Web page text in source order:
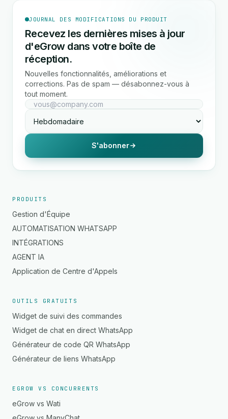
JOURNAL DES MODIFICATIONS DU PRODUIT
Recevez les dernières mises à jour
d'eGrow dans votre boîte de
réception.
Nouvelles fonctionnalités, améliorations et
corrections. Pas de spam — désabonnez-vous à
tout moment.
S'abonner
PRODUITS
Gestion d'Équipe
AUTOMATISATION WHATSAPP
INTÉGRATIONS
AGENT IA
Application de Centre d'Appels
OUTILS GRATUITS
Widget de suivi des commandes
Widget de chat en direct WhatsApp
Générateur de code QR WhatsApp
Générateur de liens WhatsApp
EGROW VS CONCURRENTS
eGrow vs Wati